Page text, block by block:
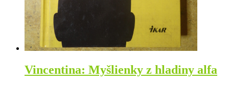
Vincentina: Myšlienky z hladiny alfa